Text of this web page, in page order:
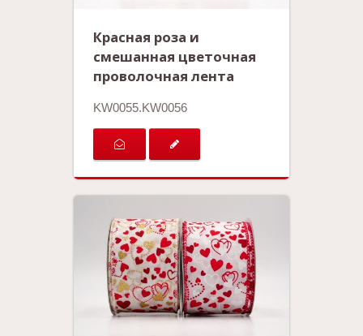
Красная роза и
смешанная цветочная
проволочная лента
KW0055.KW0056